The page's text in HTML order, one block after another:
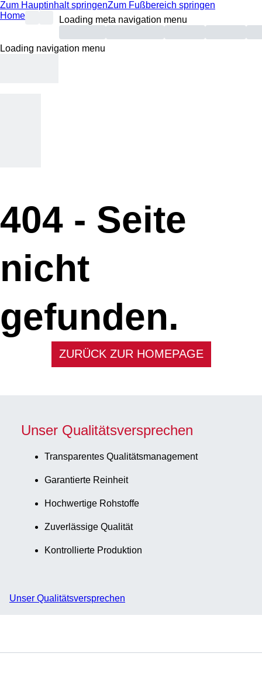
Zum Hauptinhalt springenZum Fußbereich springen
Home
Loading meta navigation menu
Loading navigation menu
404 - Seite
nicht
gefunden.
ZURÜCK ZUR HOMEPAGE
Unser Qualitätsversprechen
Transparentes Qualitätsmanagement
Garantierte Reinheit
Hochwertige Rohstoffe
Zuverlässige Qualität
Kontrollierte Produktion
Unser Qualitätsversprechen